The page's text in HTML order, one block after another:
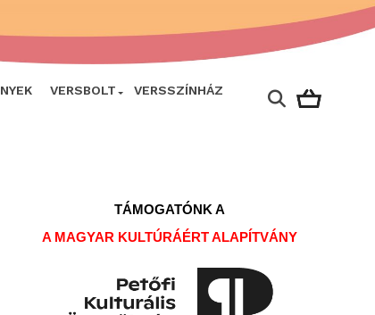
VERSBOLT VERSSZÍNHÁZ
TÁMOGATÓNK A
A MAGYAR KULTÚRÁÉRT ALAPÍTVÁNY